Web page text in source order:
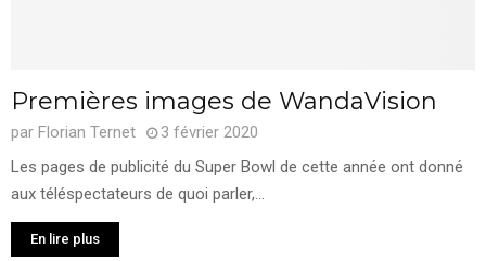
Premières images de WandaVision
par Florian Ternet
3 février 2020
Les pages de publicité du Super Bowl de cette année ont donné
aux téléspectateurs de quoi parler,...
En lire plus